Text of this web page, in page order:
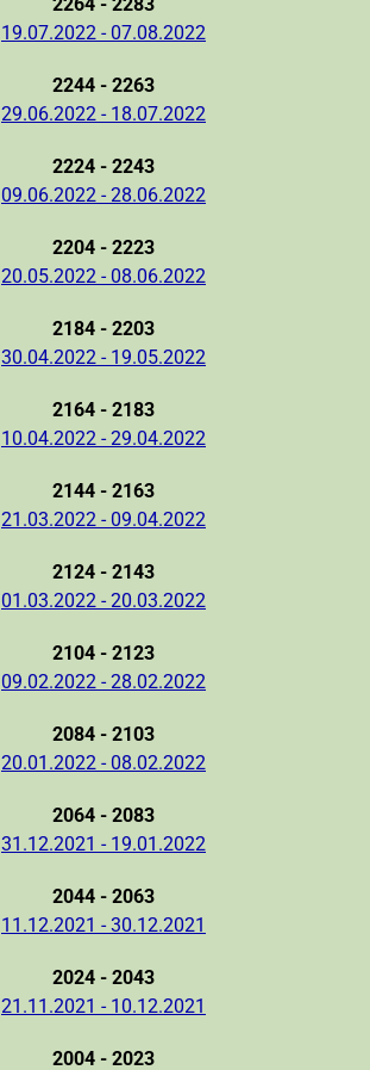
19.07.2022 - 07.08.2022
2244 - 2263
29.06.2022 - 18.07.2022
2224 - 2243
09.06.2022 - 28.06.2022
2204 - 2223
20.05.2022 - 08.06.2022
2184 - 2203
30.04.2022 - 19.05.2022
2164 - 2183
10.04.2022 - 29.04.2022
2144 - 2163
21.03.2022 - 09.04.2022
2124 - 2143
01.03.2022 - 20.03.2022
2104 - 2123
09.02.2022 - 28.02.2022
2084 - 2103
20.01.2022 - 08.02.2022
2064 - 2083
31.12.2021 - 19.01.2022
2044 - 2063
11.12.2021 - 30.12.2021
2024 - 2043
21.11.2021 - 10.12.2021
2004 - 2023